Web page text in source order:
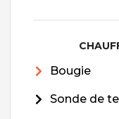
Bougie
Sonde de